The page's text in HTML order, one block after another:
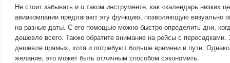
Не стоит забывать и о таком инструменте, как «календарь низких
авиакомпании предлагают эту функцию, позволяющую визуально
на разные даты. С его помощью можно быстро определить дни,
дешевле всего. Также обратите внимание на рейсы с пересадками.
дешевле прямых, хотя и потребуют больше времени в пути.
желание, это может быть отличным способом сэкономить.